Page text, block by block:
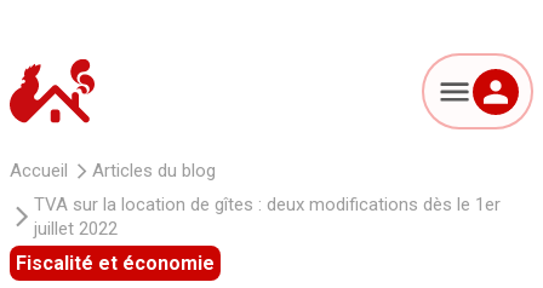
Accueil
Articles du blog
TVA sur la location de gîtes : deux modifications dès le 1er
juillet 2022
Fiscalité et économie